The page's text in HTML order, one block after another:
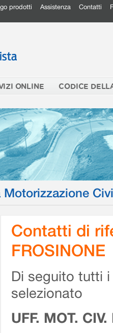
prodotti Assistenza Contatti
ONLINE CODICE
Contatti di
FROSINONE
Di seguito tutti
selezionato
UFF. MOT.